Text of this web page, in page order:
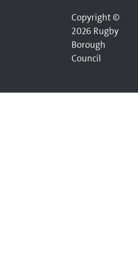
Copyright ©
2026 Rugby
Borough
Council